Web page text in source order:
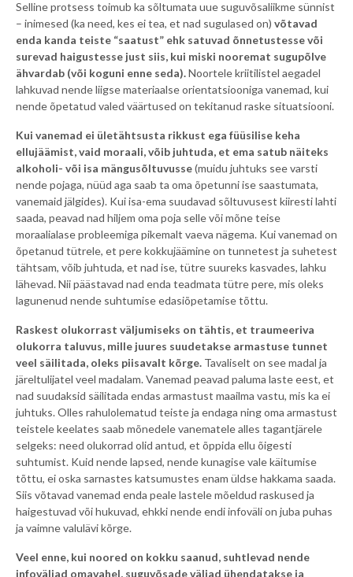
Selline protsess toimub ka sõltumata uue suguvõsaliikme sünnist
– inimesed (ka need, kes ei tea, et nad sugulased on) võtavad
enda kanda teiste “saatust” ehk satuvad õnnetustesse või
surevad haigustesse just siis, kui miski nooremat sugupõlve
ähvardab (või koguni enne seda).Noortele kriitilistel aegadel
lahkuvad nende liigse materiaalse orientatsiooniga vanemad, kui
nende õpetatud valed väärtused on tekitanud raske situatsiooni.
Kui vanemad ei ületähtsusta rikkust ega füüsilise keha
ellujäämist, vaid moraali, võib juhtuda, et ema satub näiteks
alkoholi- või isa mängusõltuvusse(muidu juhtuks see varsti
nende pojaga, nüüd aga saab ta oma õpetunni ise saastumata,
vanemaid jälgides). Kui isa-ema suudavad sõltuvusest kiiresti lahti
saada, peavad nad hiljem oma poja selle või mõne teise
moraalialase probleemiga pikemalt vaeva nägema. Kui vanemad on
õpetanud tütrele, et pere kokkujäämine on tunnetest ja suhetest
tähtsam, võib juhtuda, et nad ise, tütre suureks kasvades, lahku
lähevad. Nii päästavad nad enda teadmata tütre pere, mis oleks
lagunenud nende suhtumise edasiõpetamise tõttu.
Raskest olukorrast väljumiseks on tähtis, et traumeeriva
olukorra taluvus, mille juures suudetakse armastuse tunnet
veel säilitada, oleks piisavalt kõrge. Tavaliselt on see madal ja
järeltulijatel veel madalam. Vanemad peavad paluma laste eest, et
nad suudaksid säilitada endas armastust maailma vastu, mis ka ei
juhtuks. Olles rahulolematud teiste ja endaga ning oma armastust
teistele keelates saab mõnedele vanematele alles tagantjärele
selgeks: need olukorrad olid antud, et õppida ellu õigesti
suhtumist. Kuid nende lapsed, nende kunagise vale käitumise
tõttu, ei oska sarnastes katsumustes enam üldse hakkama saada.
Siis võtavad vanemad enda peale lastele mõeldud raskused ja
haigestuvad või hukuvad, ehkki nende endi infoväli on juba puhas
ja vaimne valulävi kõrge.
Veel enne, kui noored on kokku saanud, suhtlevad nende
infoväljad omavahel, suguvõsade väljad ühendatakse ja